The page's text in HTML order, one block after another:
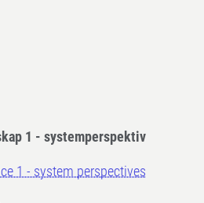
1 - systemperspektiv
1 - system perspectives